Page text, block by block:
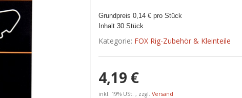
Grundpreis 0,14 € pro Stück
Inhalt 30 Stück
Kategorie: FOX Rig-Zubehör & Kleinteile
4,19 €
inkl. 19% USt. , zzgl. Versand